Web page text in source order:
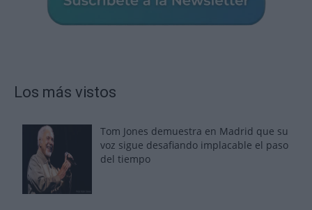
Los más vistos
Tom Jones demuestra en Madrid que su
voz sigue desafiando implacable el paso
del tiempo